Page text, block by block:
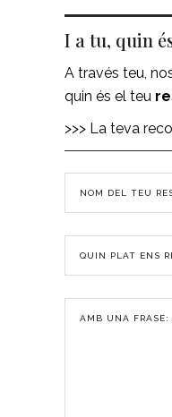
I a tu, quin
A través teu,
quin és el teu
>>> La teva